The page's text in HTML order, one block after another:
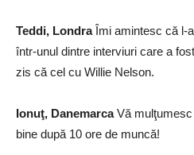
Teddi, Londra Îmi amintesc că l-
într-unul dintre interviuri care a
zis că cel cu Willie Nelson.
Ionuţ, DanemarcaVă
bine după 10 ore de muncă!